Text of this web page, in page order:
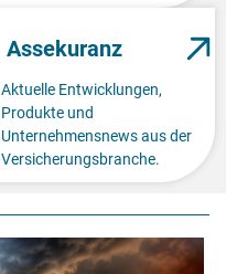
Assekuranz
Aktuelle Entwicklungen,
Produkte und
Unternehmensnews aus der
Versicherungsbranche.